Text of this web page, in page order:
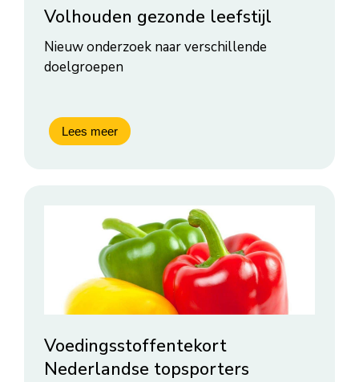
Volhouden gezonde leefstijl
Nieuw onderzoek naar verschillende
doelgroepen
Voedingsstoffentekort
Nederlandse topsporters